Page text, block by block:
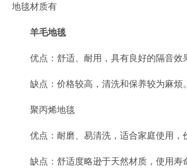
地毯材质有
羊毛地毯
优点：舒适、耐用，具有良好的隔音效
缺点：价格较高，清洗和保养较为麻烦。
聚丙烯地毯
优点：耐磨、易清洗，适合家庭使用，
缺点：舒适度略逊于天然材质，使用寿